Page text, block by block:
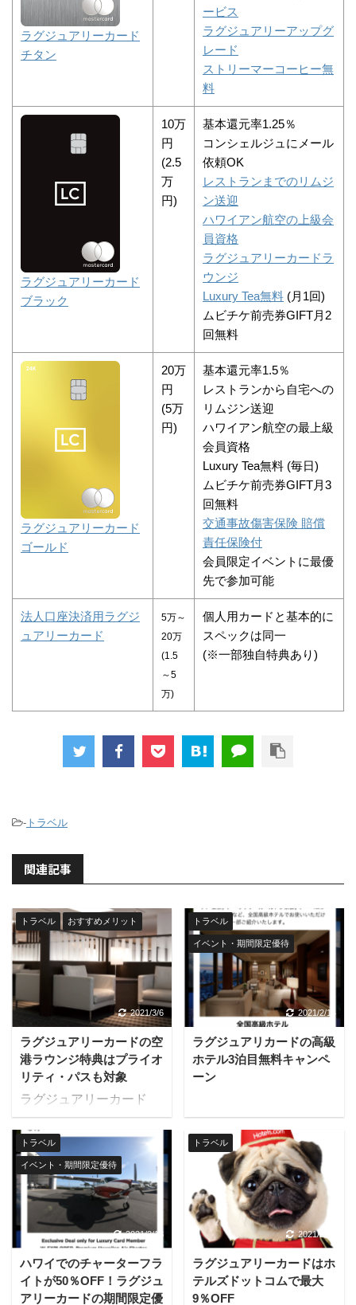
ラグジュアリーカード
チタン
ービス
ラグジュアリーアップグ
レード
ストリーマーコーヒー無
料
ラグジュアリーカード
ブラック
10万
円
(2.5
万
円)
基本還元率1.25％
コンシェルジュにメール
依頼OK
レストランまでのリムジ
ン送迎
ハワイアン航空の上級会
員資格
ラグジュアリーカードラ
ウンジ
Luxury Tea無料 (月1回)
ムビチケ前売券GIFT月2
回無料
ラグジュアリーカード
ゴールド
20万
円
(5万
円)
基本還元率1.5％
レストランから自宅への
リムジン送迎
ハワイアン航空の最上級
会員資格
Luxury Tea無料 (毎日)
ムビチケ前売券GIFT月3
回無料
交通事故傷害保険 賠償
責任保険付
会員限定イベントに最優
先で参加可能
法人口座決済用ラグジ
ュアリーカード
5万～
20万
(1.5
～5
万)
個人用カードと基本的に
スペックは同一
(※一部独自特典あり)
- トラベル
関連記事
トラベル おすすめメリット
2021/3/6
ラグジュアリーカードの空
港ラウンジ特典はプライオ
リティ・パスも対象
ラグジュアリーカード
は、世界1300ヶ所以上の
ラウンジ・ネットワーク
の空港ラウンジを利用で
きます。 プライオリテ
ィ・パスのプレステージ
会員特典が無料となり、
世界中のVIP空港ラウン
ジが使い放題です。ま
た、アプラスが提供して
いる国内空港ラウンジを
トラベル
イベント・期間限定優待
2021/2/14
ラグジュアリカードの高級
ホテル3泊目無料キャンペ
ーン
トラベル
イベント・期間限定優待
2021/2/13
ハワイでのチャーターフラ
イトが50％OFF！ラグジュ
アリーカードの期間限定優
トラベル
2021/2/21
ラグジュアリーカードはホ
テルズドットコムで最大
9％OFF